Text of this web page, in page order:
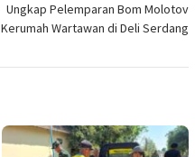
Ungkap Pelemparan Bom Molotov
Kerumah Wartawan di Deli Serdang